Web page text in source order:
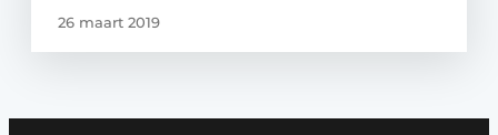
26 maart 2019